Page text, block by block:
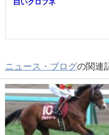
白いクロフネ
ニュース・ブログの関連